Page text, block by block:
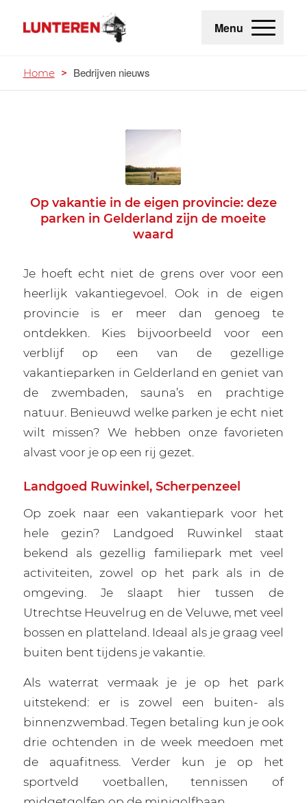
Menu
Home > Bedrijven nieuws
Op vakantie in de eigen provincie: deze
parken in Gelderland zijn de moeite
waard
Je hoeft echt niet de grens over voor een
heerlijk vakantiegevoel. Ook in de eigen
provincie is er meer dan genoeg te
ontdekken. Kies bijvoorbeeld voor een
verblijf op een van de gezellige
vakantieparken in Gelderland en geniet van
de zwembaden, sauna’s en prachtige
natuur. Benieuwd welke parken je echt niet
wilt missen? We hebben onze favorieten
alvast voor je op een rij gezet.
Landgoed Ruwinkel, Scherpenzeel
Op zoek naar een vakantiepark voor het
hele gezin? Landgoed Ruwinkel staat
bekend als gezellig familiepark met veel
activiteiten, zowel op het park als in de
omgeving. Je slaapt hier tussen de
Utrechtse Heuvelrug en de Veluwe, met veel
bossen en platteland. Ideaal als je graag veel
buiten bent tijdens je vakantie.
Als waterrat vermaak je je op het park
uitstekend: er is zowel een buiten- als
binnenzwembad. Tegen betaling kun je ook
drie ochtenden in de week meedoen met
de aquafitness. Verder kun je op het
sportveld voetballen, tennissen of